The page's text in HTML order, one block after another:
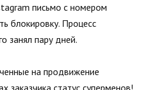
письмо с номером
блокировку. Процесс
занял пару дней.
на продвижение